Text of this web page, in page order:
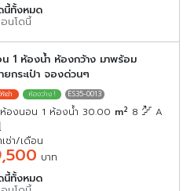
นี้ทั้งหมด
นโดนี้
1 ห้องน้ำ ห้องกว้าง มาพร้อม
กระเป๋า จองด่วนๆ
ES35-0013
องนอน 1 ห้องน้ำ 30.00 m2 8 A
เช่า/เดือน
บาท
นี้ทั้งหมด